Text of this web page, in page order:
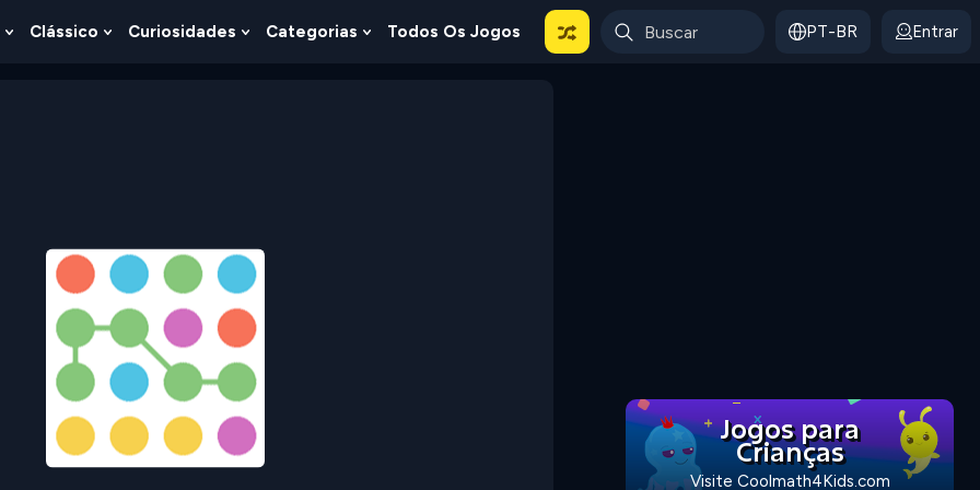
Show
Clássico Show
Curiosidades Show
Categorias Show
Todos Os Jogos PT-BR Entrar
Jogos para
Crianças
Visite Coolmath4Kids.com